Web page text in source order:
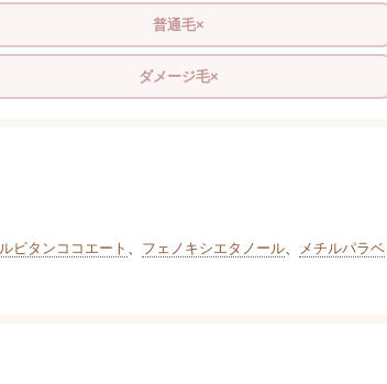
普通毛×
ダメージ毛×
ビタンココエート 、 フェノキシエタノール、
メチルパラベ